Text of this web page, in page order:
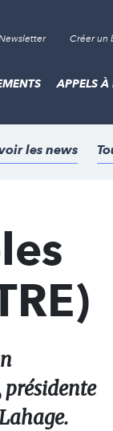
Créer un
APPELS À
les news
présidente